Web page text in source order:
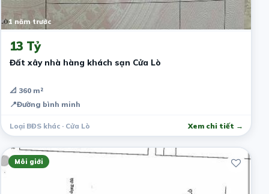
1 năm trước
13 Tỷ
Đất xây nhà hàng khách sạn Cửa Lò
📐 360 m²
📍Đường bình minh
Loại BĐS khác · Cửa Lò Xem chi tiết →
Môi giới